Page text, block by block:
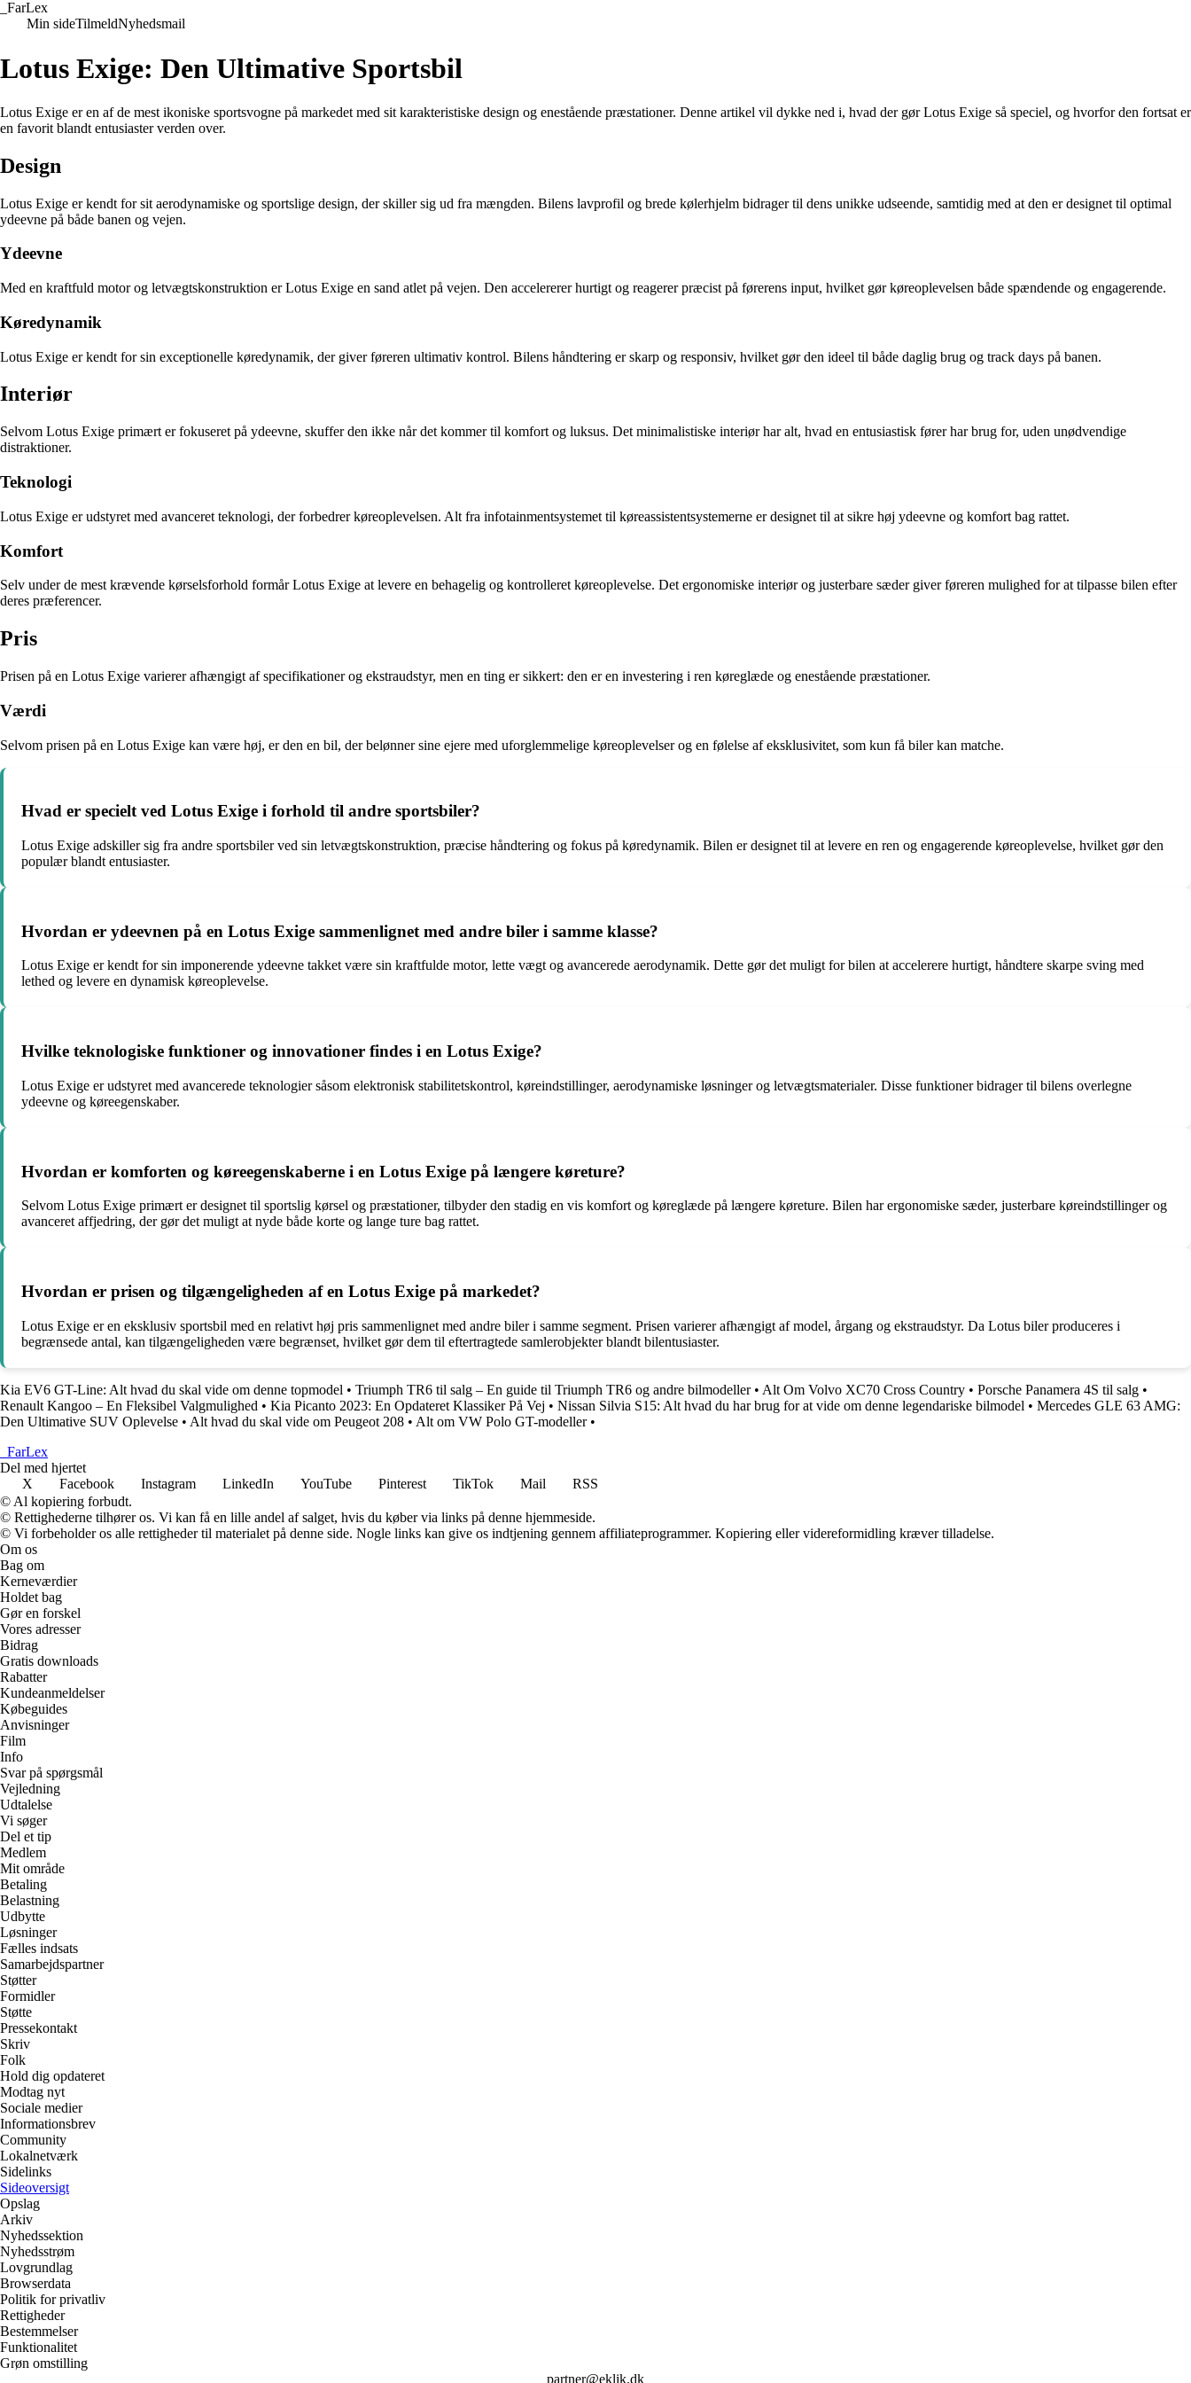
FarLex
Min sideTilmeldNyhedsmail
Lotus Exige: Den Ultimative Sportsbil
Lotus Exige er en af de mest ikoniske sportsvogne på markedet med sit karakteristiske design og enestående præstationer. Denne artikel vil dykke ned i, hvad der gør Lotus Exige så speciel, og hvorfor den fortsat er
en favorit blandt entusiaster verden over.
Design
Lotus Exige er kendt for sit aerodynamiske og sportslige design, der skiller sig ud fra mængden. Bilens lavprofil og brede kølerhjelm bidrager til dens unikke udseende, samtidig med at den er designet til optimal
ydeevne på både banen og vejen.
Ydeevne
Med en kraftfuld motor og letvægtskonstruktion er Lotus Exige en sand atlet på vejen. Den accelererer hurtigt og reagerer præcist på førerens input, hvilket gør køreoplevelsen både spændende og engagerende.
Køredynamik
Lotus Exige er kendt for sin exceptionelle køredynamik, der giver føreren ultimativ kontrol. Bilens håndtering er skarp og responsiv, hvilket gør den ideel til både daglig brug og track days på banen.
Interiør
Selvom Lotus Exige primært er fokuseret på ydeevne, skuffer den ikke når det kommer til komfort og luksus. Det minimalistiske interiør har alt, hvad en entusiastisk fører har brug for, uden unødvendige
distraktioner.
Teknologi
Lotus Exige er udstyret med avanceret teknologi, der forbedrer køreoplevelsen. Alt fra infotainmentsystemet til køreassistentsystemerne er designet til at sikre høj ydeevne og komfort bag rattet.
Komfort
Selv under de mest krævende kørselsforhold formår Lotus Exige at levere en behagelig og kontrolleret køreoplevelse. Det ergonomiske interiør og justerbare sæder giver føreren mulighed for at tilpasse bilen efter
deres præferencer.
Pris
Prisen på en Lotus Exige varierer afhængigt af specifikationer og ekstraudstyr, men en ting er sikkert: den er en investering i ren køreglæde og enestående præstationer.
Værdi
Selvom prisen på en Lotus Exige kan være høj, er den en bil, der belønner sine ejere med uforglemmelige køreoplevelser og en følelse af eksklusivitet, som kun få biler kan matche.
Hvad er specielt ved Lotus Exige i forhold til andre sportsbiler?
Lotus Exige adskiller sig fra andre sportsbiler ved sin letvægtskonstruktion, præcise håndtering og fokus på køredynamik. Bilen er designet til at levere en ren og engagerende køreoplevelse, hvilket gør den
populær blandt entusiaster.
Hvordan er ydeevnen på en Lotus Exige sammenlignet med andre biler i samme klasse?
Lotus Exige er kendt for sin imponerende ydeevne takket være sin kraftfulde motor, lette vægt og avancerede aerodynamik. Dette gør det muligt for bilen at accelerere hurtigt, håndtere skarpe sving med
lethed og levere en dynamisk køreoplevelse.
Hvilke teknologiske funktioner og innovationer findes i en Lotus Exige?
Lotus Exige er udstyret med avancerede teknologier såsom elektronisk stabilitetskontrol, køreindstillinger, aerodynamiske løsninger og letvægtsmaterialer. Disse funktioner bidrager til bilens overlegne
ydeevne og køreegenskaber.
Hvordan er komforten og køreegenskaberne i en Lotus Exige på længere køreture?
Selvom Lotus Exige primært er designet til sportslig kørsel og præstationer, tilbyder den stadig en vis komfort og køreglæde på længere køreture. Bilen har ergonomiske sæder, justerbare køreindstillinger og
avanceret affjedring, der gør det muligt at nyde både korte og lange ture bag rattet.
Hvordan er prisen og tilgængeligheden af en Lotus Exige på markedet?
Lotus Exige er en eksklusiv sportsbil med en relativt høj pris sammenlignet med andre biler i samme segment. Prisen varierer afhængigt af model, årgang og ekstraudstyr. Da Lotus biler produceres i
begrænsede antal, kan tilgængeligheden være begrænset, hvilket gør dem til eftertragtede samlerobjekter blandt bilentusiaster.
Kia EV6 GT-Line: Alt hvad du skal vide om denne topmodel • Triumph TR6 til salg – En guide til Triumph TR6 og andre bilmodeller• Alt Om Volvo XC70 Cross Country • Porsche Panamera 4S til salg •
Renault Kangoo – En Fleksibel Valgmulighed • Kia Picanto 2023: En Opdateret Klassiker På Vej • Nissan Silvia S15: Alt hvad du har brug for at vide om denne legendariske bilmodel • Mercedes GLE 63 AMG:
Den Ultimative SUV Oplevelse • Alt hvad du skal vide om Peugeot 208 • Alt om VW Polo GT-modeller•
FarLex
Del med hjertet
X
Facebook Instagram LinkedIn YouTube Pinterest TikTok Mail
RSS
© Al kopiering forbudt.
© Rettighederne tilhører os. Vi kan få en lille andel af salget, hvis du køber via links på denne hjemmeside.
© Vi forbeholder os alle rettigheder til materialet på denne side. Nogle links kan give os indtjening gennem affiliateprogrammer. Kopiering eller videreformidling kræver tilladelse.
Om os
Bag om
Kerneværdier
Holdet bag
Gør en forskel
Vores adresser
Bidrag
Gratis downloads
Rabatter
Kundeanmeldelser
Købeguides
Anvisninger
Film
Info
Svar på spørgsmål
Vejledning
Udtalelse
Vi søger
Del et tip
Medlem
Mit område
Betaling
Belastning
Udbytte
Løsninger
Fælles indsats
Samarbejdspartner
Støtter
Formidler
Støtte
Pressekontakt
Skriv
Folk
Hold dig opdateret
Modtag nyt
Sociale medier
Informationsbrev
Community
Lokalnetværk
Sidelinks
Sideoversigt
Opslag
Arkiv
Nyhedssektion
Nyhedsstrøm
Lovgrundlag
Browserdata
Politik for privatliv
Rettigheder
Bestemmelser
Funktionalitet
Grøn omstilling
partner@eklik.dk